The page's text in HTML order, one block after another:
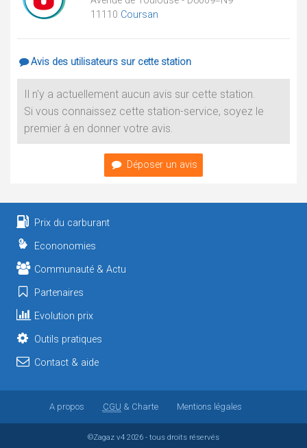
11110 Coursan
Avis des utilisateurs sur cette station
Il n'y a actuellement aucun avis sur cette station.
Si vous connaissez cette station-service, soyez le
premier à en donner votre avis.
Déposer un avis
Prix du carburant
Econonomies
Communauté & Actu
Partenaires
Evolution prix
Outils pratiques
Contact & aide
A propos CGU & Charte Mentions légales
©Zagaz v4 2026 - tous droits réservés